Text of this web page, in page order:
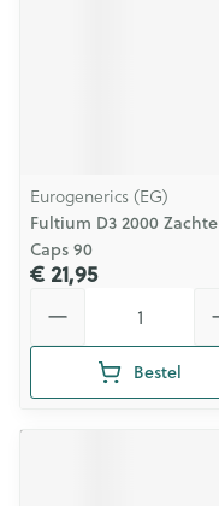
Eurogenerics (EG)
Fultium D3 2000 Zachte
Caps 90
€ 21,95
Bestel